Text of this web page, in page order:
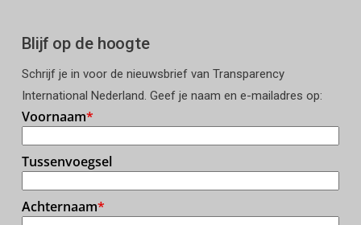
Blijf op de hoogte
Schrijf je in voor de nieuwsbrief van Transparency
International Nederland. Geef je naam en e-mailadres op: